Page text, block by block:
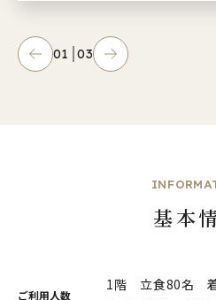
01 03
基本
ご利用人数
1階 立食80名